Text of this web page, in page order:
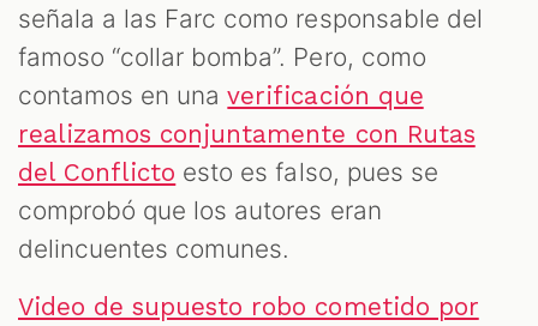
señala a las Farc como responsable del
famoso “collar bomba”. Pero, como
contamos en unaverificación que
realizamos conjuntamente con Rutas
del Conflicto esto es falso, pues se
comprobó que los autores eran
delincuentes comunes.
Video de supuesto robo cometido por